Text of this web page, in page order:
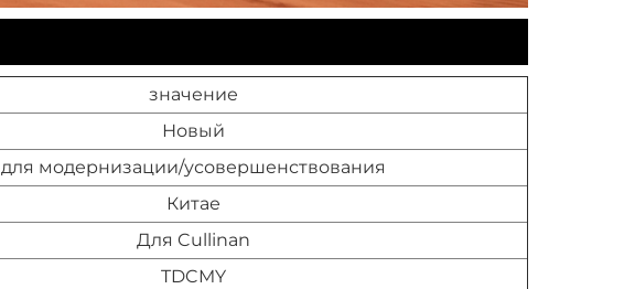
значение
Новый
для модернизации/усовершенствования
Китае
Для Cullinan
TDCMY